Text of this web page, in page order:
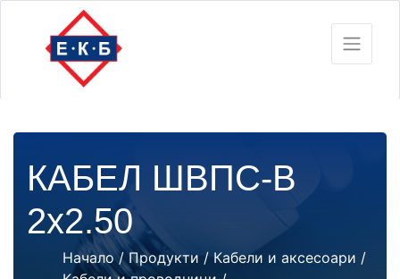
КАБЕЛ ШВПС-В
2х2.50
Начало/Продукти /Кабели и аксесоари /